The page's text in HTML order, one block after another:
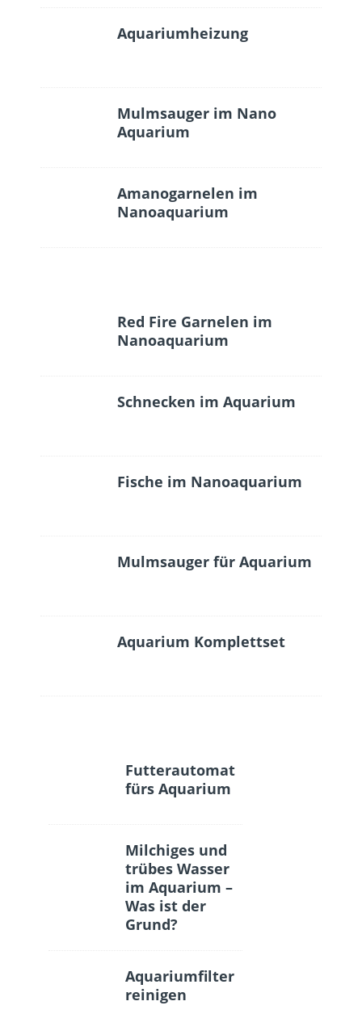
Aquariumheizung
Mulmsauger im Nano
Aquarium
Amanogarnelen im
Nanoaquarium
Red Fire Garnelen im
Nanoaquarium
Schnecken im Aquarium
Fische im Nanoaquarium
Mulmsauger für Aquarium
Aquarium Komplettset
Futterautomat
fürs Aquarium
Milchiges und
trübes Wasser
im Aquarium –
Was ist der
Grund?
Aquariumfilter
reinigen